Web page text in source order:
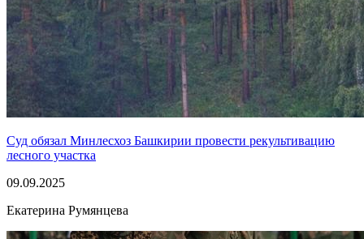
Суд обязал Минлесхоз Башкирии провести рекультивацию
лесного участка
09.09.2025
Екатерина Румянцева